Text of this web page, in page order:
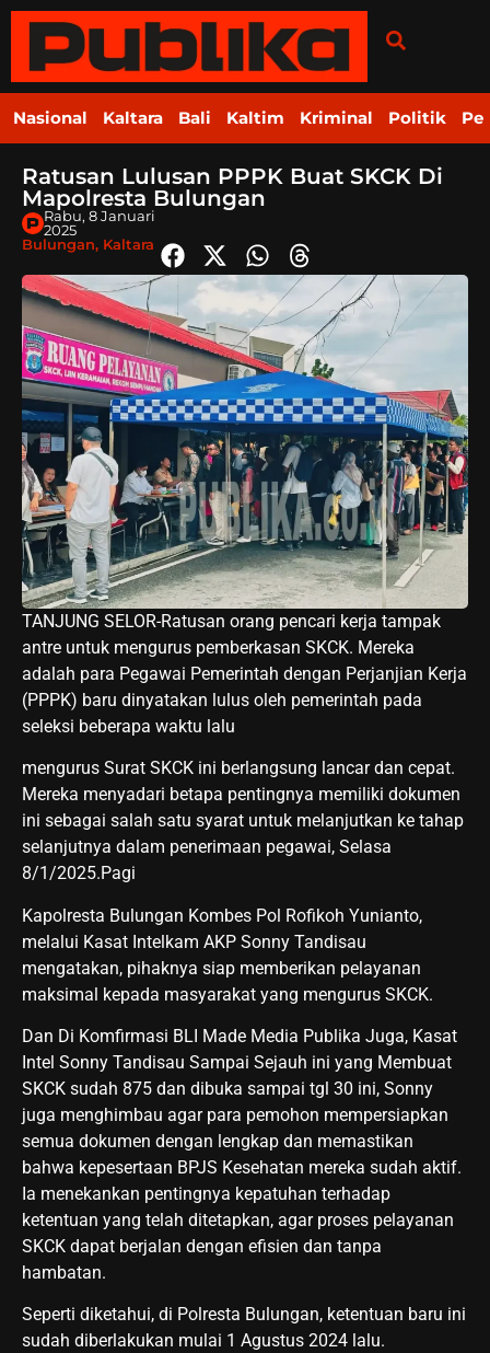
Nasional Kaltara Bali Kaltim Kriminal Politik
Ratusan Lulusan PPPK Buat SKCK Di
Mapolresta Bulungan
Rabu, 8 Januari
2025
Bulungan, Kaltara
TANJUNG SELOR-Ratusan orang pencari kerja tampak
antre untuk mengurus pemberkasan SKCK. Mereka
adalah para Pegawai Pemerintah dengan Perjanjian Kerja
(PPPK) baru dinyatakan lulus oleh pemerintah pada
seleksi beberapa waktu lalu
mengurus Surat SKCK ini berlangsung lancar dan cepat.
Mereka menyadari betapa pentingnya memiliki dokumen
ini sebagai salah satu syarat untuk melanjutkan ke tahap
selanjutnya dalam penerimaan pegawai, Selasa
8/1/2025.Pagi
Kapolresta Bulungan Kombes Pol Rofikoh Yunianto,
melalui Kasat Intelkam AKP Sonny Tandisau
mengatakan, pihaknya siap memberikan pelayanan
maksimal kepada masyarakat yang mengurus SKCK.
Dan Di Komfirmasi BLI Made Media Publika Juga, Kasat
Intel Sonny Tandisau Sampai Sejauh ini yang Membuat
SKCK sudah 875 dan dibuka sampai tgl 30 ini, Sonny
juga menghimbau agar para pemohon mempersiapkan
semua dokumen dengan lengkap dan memastikan
bahwa kepesertaan BPJS Kesehatan mereka sudah aktif.
Ia menekankan pentingnya kepatuhan terhadap
ketentuan yang telah ditetapkan, agar proses pelayanan
SKCK dapat berjalan dengan efisien dan tanpa
hambatan.
Seperti diketahui, di Polresta Bulungan, ketentuan baru ini
sudah diberlakukan mulai 1 Agustus 2024 lalu.